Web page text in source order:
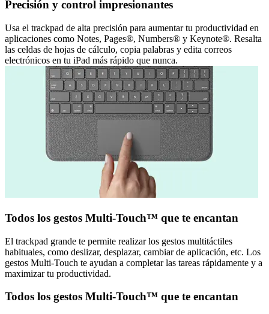
Precisión y control impresionantes
Usa el trackpad de alta precisión para aumentar tu productividad en
aplicaciones como Notes, Pages®, Numbers® y Keynote®. Resalta
las celdas de hojas de cálculo, copia palabras y edita correos
electrónicos en tu iPad más rápido que nunca.
Todos los gestos Multi-Touch™ que te encantan
El trackpad grande te permite realizar los gestos multitáctiles
habituales, como deslizar, desplazar, cambiar de aplicación, etc. Los
gestos Multi-Touch te ayudan a completar las tareas rápidamente y a
maximizar tu productividad.
Todos los gestos Multi-Touch™ que te encantan